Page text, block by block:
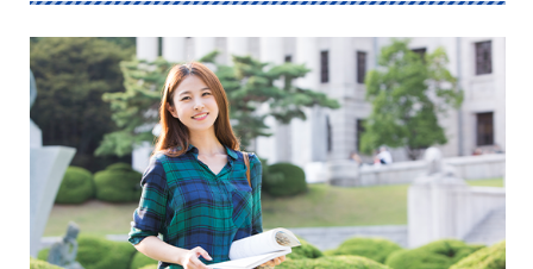
법학과
행정학과
경제학과
경영학과